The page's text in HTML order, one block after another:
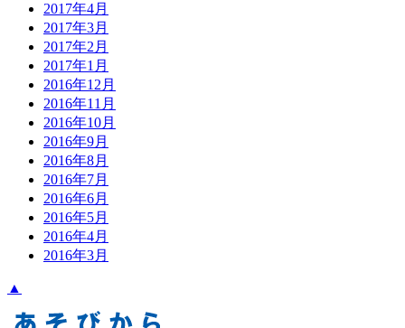
2017年4月
2017年3月
2017年2月
2017年1月
2016年12月
2016年11月
2016年10月
2016年9月
2016年8月
2016年7月
2016年6月
2016年5月
2016年4月
2016年3月
▲